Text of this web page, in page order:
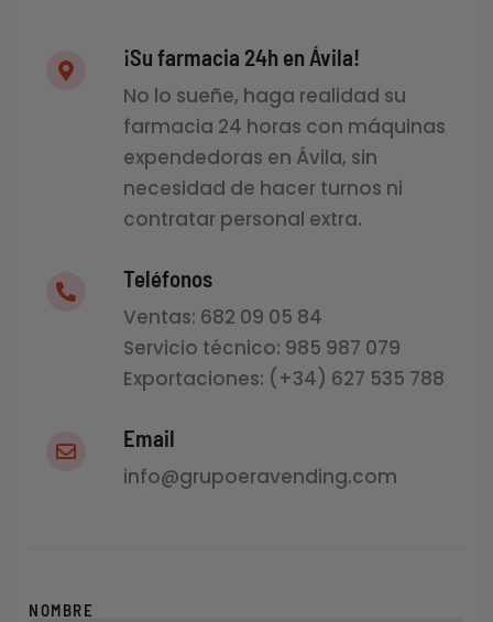
¡Su farmacia 24h en Ávila!
No lo sueñe, haga realidad su
farmacia 24 horas con máquinas
expendedoras en Ávila, sin
necesidad de hacer turnos ni
contratar personal extra.
Teléfonos
Ventas: 682 09 05 84
Servicio técnico: 985 987 079
Exportaciones: (+34) 627 535 788
Email
info@grupoeravending.com
NOMBRE